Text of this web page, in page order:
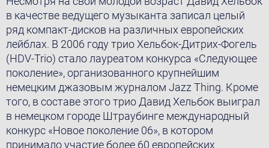
в качестве ведущего музыканта записал целый
ряд компакт-дисков на различных европейских
лейблах. В 2006 году трио Хельбок-Дитрих-Фогель
(HDV-Trio) стало лауреатом конкурсa «Следующее
поколение», организованного крупнейшим
немецким джазовым журналом Jazz Thing. Кроме
того, в составе этого трио Давид Хельбок выиграл
в немецком городе Штраубинге международный
конкурс «Новое поколение 06», в котором
принимало участие более 60 европейских